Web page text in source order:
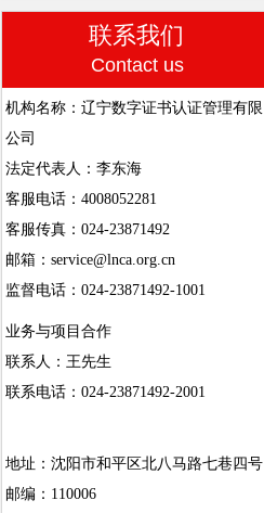
联系我们
Contact us
机构名称：辽宁数字证书认证管理有限
公司
法定代表人：李东海
客服电话：4008052281
客服传真：024-23871492
邮箱：service@lnca.org.cn
监督电话：024-23871492-1001
业务与项目合作
联系人：王先生
联系电话：024-23871492-2001
地址：沈阳市和平区北八马路七巷四号
邮编：110006